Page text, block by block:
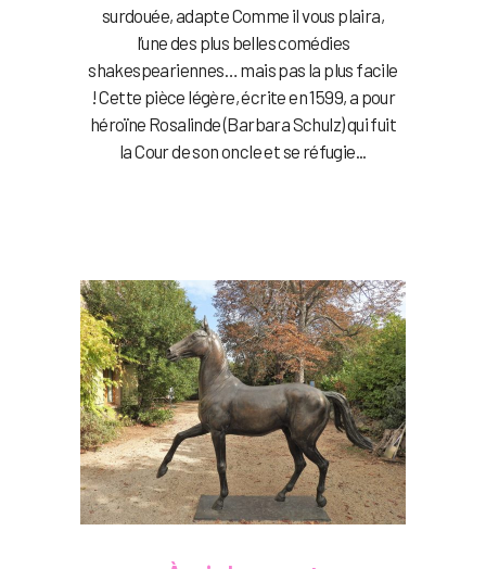
surdouée, adapte Comme il vous plaira,
l’une des plus belles comédies
shakespeariennes… mais pas la plus facile
! Cette pièce légère, écrite en 1599, a pour
héroïne Rosalinde (Barbara Schulz) qui fuit
la Cour de son oncle et se réfugie...